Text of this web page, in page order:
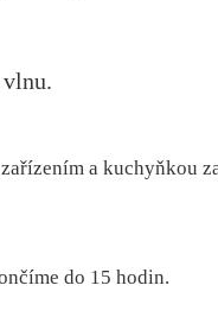
vlnu.
a kuchyňkou
do 15 hodin.